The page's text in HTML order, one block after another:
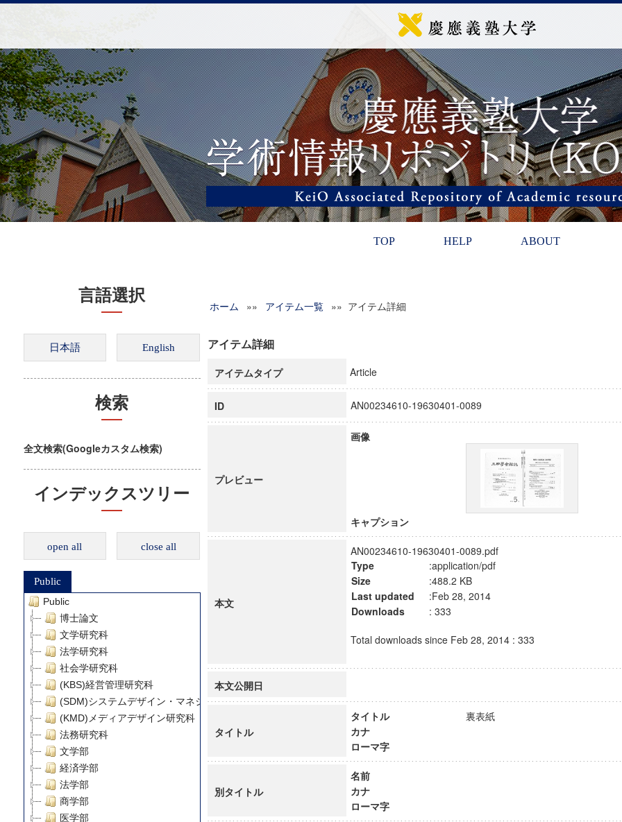
TOP HELP ABOUT
言語選択
検索
全文検索(Googleカスタム検索)
インデックスツリー
open all close all
Public
Public
博士論文
文学研究科
法学研究科
社会学研究科
(KBS)経営管理研究科
(SDM)システムデザイン・マネジメント研究科
(KMD)メディアデザイン研究科
法務研究科
文学部
経済学部
法学部
商学部
医学部
ホーム »» アイテム一覧 »» アイテム詳細
アイテム詳細
アイテムタイプ Article
ID AN00234610-19630401-0089
プレビュー
画像
キャプション
本文
AN00234610-19630401-0089.pdf
Type
:application/pdf
Size
:488.2 KB
Last updated
:Feb 28, 2014
Downloads
: 333
Total downloads since Feb 28, 2014 : 333
本文公開日
タイトル
タイトル
裏表紙
カナ
ローマ字
別タイトル
名前
カナ
ローマ字